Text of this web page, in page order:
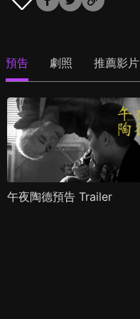
預告 劇照 推薦影片
午夜陶德預告 Trailer